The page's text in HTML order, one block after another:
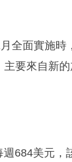
全面實施
要來自新
684美元